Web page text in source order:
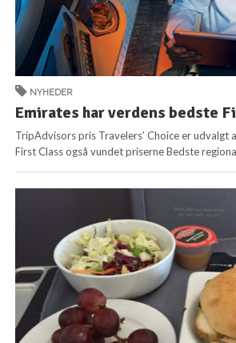
NYHEDER
Emirates har verdens bedste
TripAdvisors pris Travelers’ Choice er udvalgt
First Class også vundet priserne Bedste